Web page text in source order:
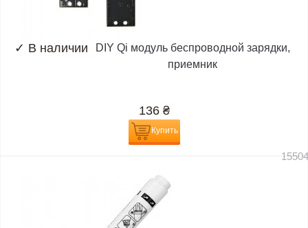
✓ В наличии
DIY Qi модуль беспроводной зарядки,
приемник
136 ₴
Купить